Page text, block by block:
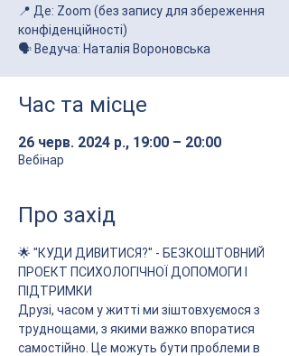
📍 Де: Zoom (без запису для збереження
конфіденційності)
🗣 Ведуча: Наталія Вороновська
Час та місце
26 черв. 2024 р., 19:00 – 20:00
Вебінар
Про захід
🌟 "КУДИ ДИВИТИСЯ?" - БЕЗКОШТОВНИЙ
ПРОЕКТ ПСИХОЛОГІЧНОЇ ДОПОМОГИ І
ПІДТРИМКИ
Друзі, часом у житті ми зіштовхуємося з
труднощами, з якими важко впоратися
самостійно. Це можуть бути проблеми в